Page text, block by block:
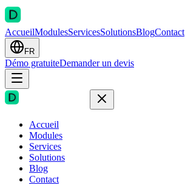
AccueilModulesServicesSolutionsBlogContact
FR
Démo gratuiteDemander un devis
Accueil
Modules
Services
Solutions
Blog
Contact